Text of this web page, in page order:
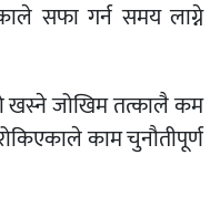
सफा गर्न समय लाग्ने
खस्ने जोखिम तत्कालै कम
काम चुनौतीपूर्ण